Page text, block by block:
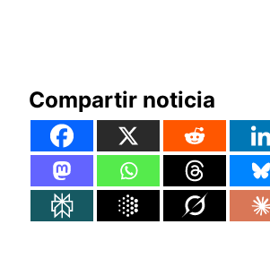
Compartir noticia